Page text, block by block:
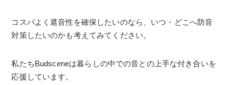
コスパよく遮音性を確保したいのなら、いつ・どこへ防音
対策したいのかも考えてみてください。
私たちBudsceneは暮らしの中での音との上手な付き合いを
応援しています。